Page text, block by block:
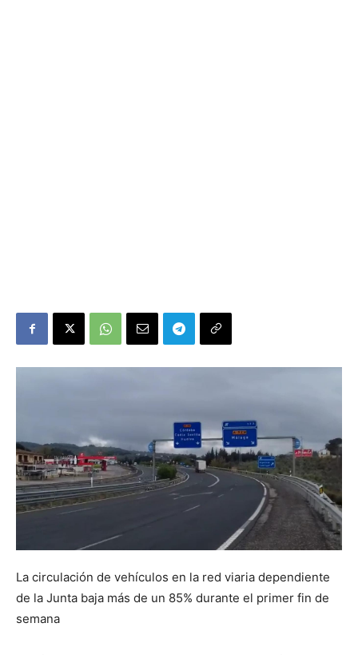
La circulación de vehículos en la red viaria dependiente
de la Junta baja más de un 85% durante el primer fin de
semana